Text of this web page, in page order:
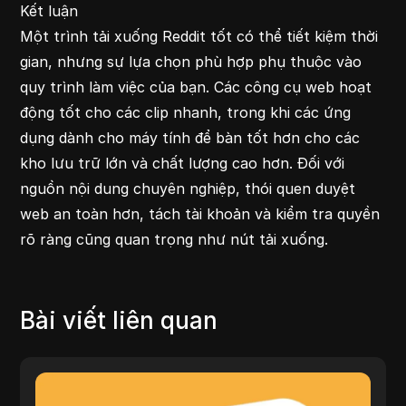
Kết luận
Một trình tải xuống Reddit tốt có thể tiết kiệm thời
gian, nhưng sự lựa chọn phù hợp phụ thuộc vào
quy trình làm việc của bạn. Các công cụ web hoạt
động tốt cho các clip nhanh, trong khi các ứng
dụng dành cho máy tính để bàn tốt hơn cho các
kho lưu trữ lớn và chất lượng cao hơn. Đối với
nguồn nội dung chuyên nghiệp, thói quen duyệt
web an toàn hơn, tách tài khoản và kiểm tra quyền
rõ ràng cũng quan trọng như nút tải xuống.
Bài viết liên quan